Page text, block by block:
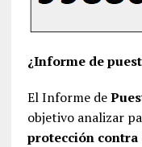
¿Informe de
El Informe de
objetivo analizar
protección contra